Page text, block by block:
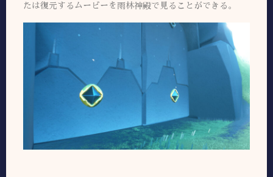
たは復元するムービーを雨林神殿で見ることができる。